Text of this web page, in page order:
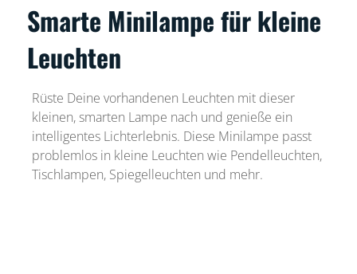
Smarte Minilampe für kleine
Leuchten
Rüste Deine vorhandenen Leuchten mit dieser
kleinen, smarten Lampe nach und genieße ein
intelligentes Lichterlebnis. Diese Minilampe passt
problemlos in kleine Leuchten wie Pendelleuchten,
Tischlampen, Spiegelleuchten und mehr.